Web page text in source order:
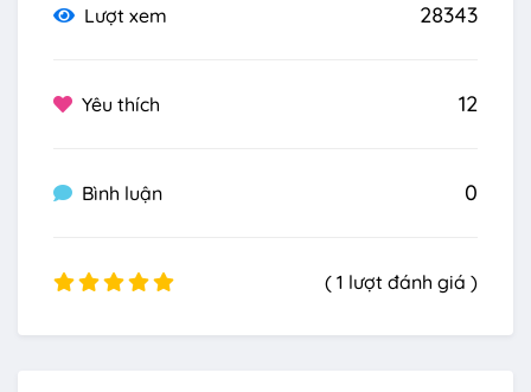
Lượt xem 28343
Yêu thích 12
Bình luận 0
( 1 lượt đánh giá )